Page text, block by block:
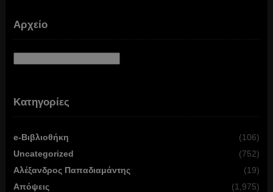
Αρχείο
Κατηγορίες
e-Βιβλιοθήκη
(106)
Uncategorized
(752)
Αλέξανδρος Παπαδιαμάντης
(19)
Απόψεις
(1,975)